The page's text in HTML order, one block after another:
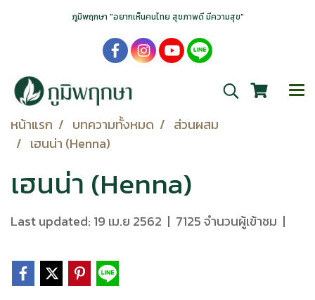
ภูมิพฤกษา "อยากเห็นคนไทย สุขภาพดี มีความสุข"
หน้าแรก บทความทั้งหมด
ส่วนผสม
เฮนน่า (Henna)
เฮนน่า (Henna)
Last updated: 19 เม.ย 2562 | 7125 จำนวนผู้เข้าชม |